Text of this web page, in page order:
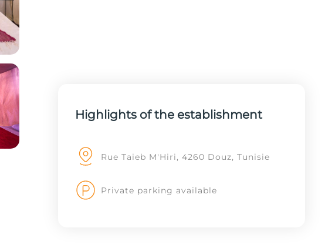
Highlights of the establishment
Rue Taieb M'Hiri, 4260 Douz, Tunisie
Private parking available